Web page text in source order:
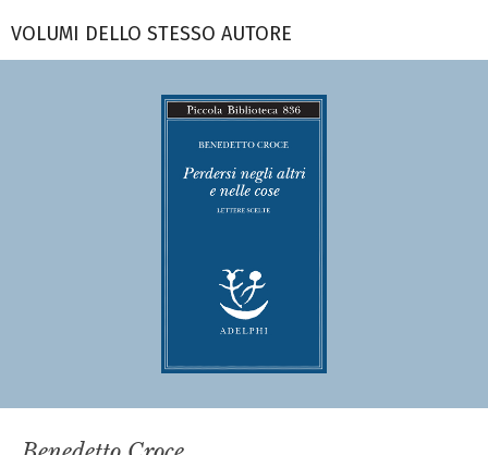
VOLUMI DELLO STESSO AUTORE